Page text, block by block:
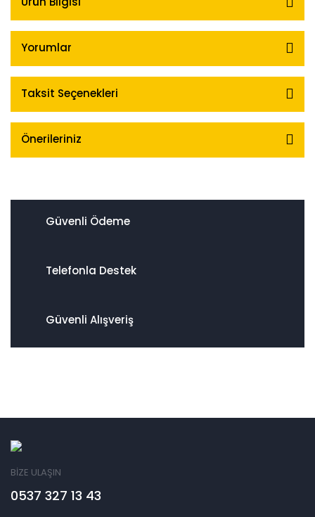
Yorumlar
Taksit Seçenekleri
Önerileriniz
Güvenli Ödeme
Telefonla Destek
Güvenli Alışveriş
BİZE ULAŞIN
0537 327 13 43